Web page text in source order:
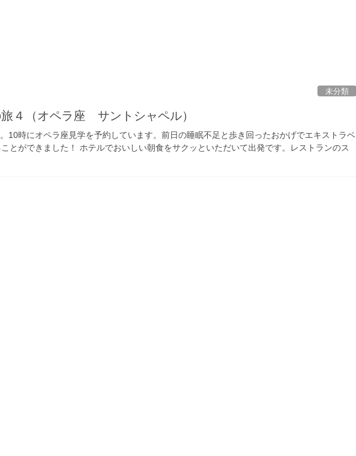
未分類
４（オペラ座 サントシャペル）
10時にオペラ座見学を予約しています。前日の睡眠不足と歩き回ったおかげでエキストラベ
とができました！ ホテルでおいしい朝食をサクッといただいて出発です。レストランのス